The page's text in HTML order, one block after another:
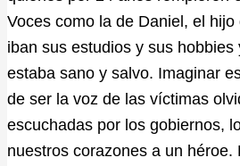
Voces como la de Daniel, el
iban sus estudios y sus
estaba sano y salvo. Imaginar
de ser la voz de las víctimas
escuchadas por los gobiernos,
nuestros corazones a un